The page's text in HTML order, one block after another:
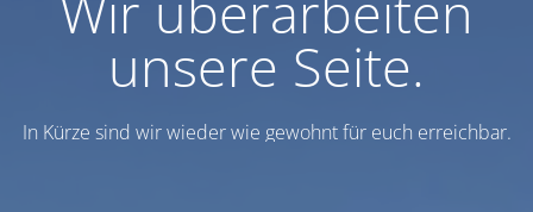
unsere Seite.
In Kürze sind wir wieder wie gewohnt für euch erreichbar.